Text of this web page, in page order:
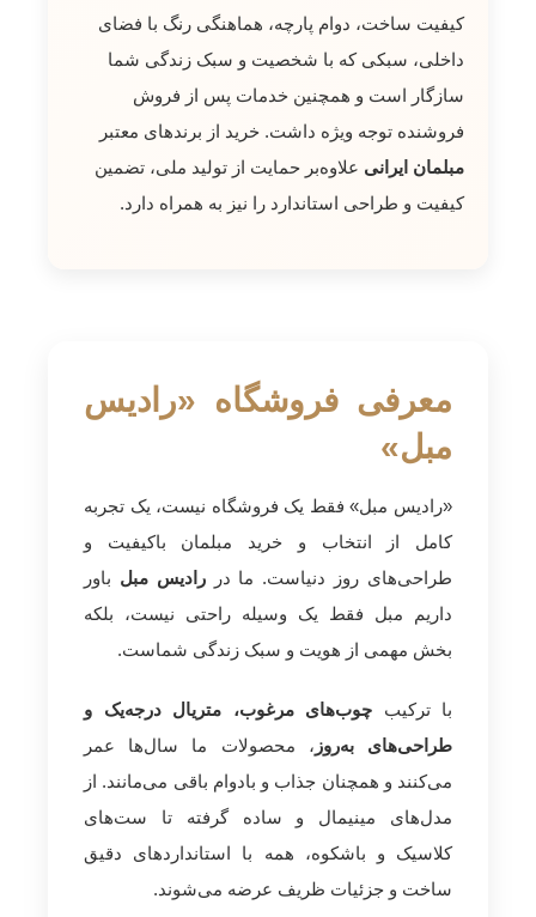
کیفیت ساخت، دوام پارچه، هماهنگی رنگ با فضای
داخلی، سبکی که با شخصیت و سبک زندگی شما
سازگار است و همچنین خدمات پس از فروش
فروشنده توجه ویژه داشت. خرید از برندهای معتبر
مبلمان ایرانی علاوه‌بر حمایت از تولید ملی، تضمین
کیفیت و طراحی استاندارد را نیز به همراه دارد.
معرفی فروشگاه «رادیس
مبل»
«رادیس مبل» فقط یک فروشگاه نیست، یک تجربه
کامل از انتخاب و خرید مبلمان باکیفیت و
طراحی‌های روز دنیاست. ما دررادیس مبل باور
داریم مبل فقط یک وسیله راحتی نیست، بلکه
بخش مهمی از هویت و سبک زندگی شماست.
با ترکیب چوب‌های مرغوب، متریال درجه‌یک و
طراحی‌های به‌روز ، محصولات ما سال‌ها عمر
می‌کنند و همچنان جذاب و بادوام باقی می‌مانند. از
مدل‌های مینیمال و ساده گرفته تا ست‌های
کلاسیک و باشکوه، همه با استانداردهای دقیق
ساخت و جزئیات ظریف عرضه می‌شوند.